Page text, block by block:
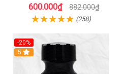
600.000₫ 882.000₫
(258)
-20%
5